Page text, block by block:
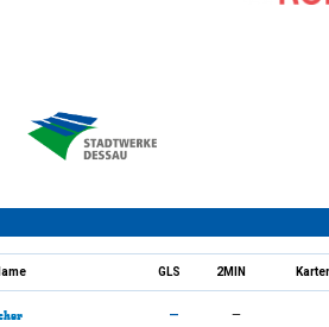
GLS 2MIN
— —